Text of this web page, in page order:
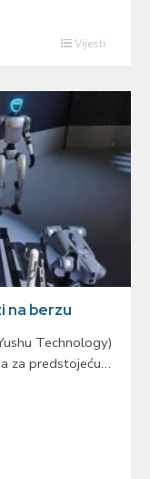
Vijesti
na berzu
Technology)
za predstojeću…